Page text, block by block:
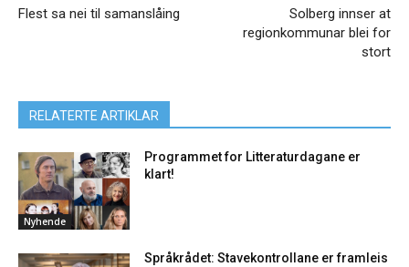
Flest sa nei til samanslåing
Solberg innser at
regionkommunar blei for
stort
RELATERTE ARTIKLAR
Nyhende
Programmet for Litteraturdagane er
klart!
Språkrådet: Stavekontrollane er framleis